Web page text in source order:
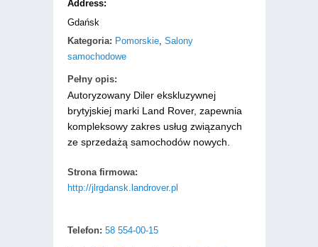
Address:
Gdańsk
Kategoria: Pomorskie, Salony
samochodowe
Pełny opis:
Autoryzowany Diler ekskluzywnej
brytyjskiej marki Land Rover, zapewnia
kompleksowy zakres usług związanych
ze sprzedażą samochodów nowych.
Strona firmowa:
http://jlrgdansk.landrover.pl
Telefon: 58 554-00-15